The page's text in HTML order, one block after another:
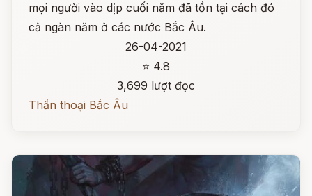
mọi người vào dịp cuối năm đã tồn tại cách đó
cả ngàn năm ở các nước Bắc Âu.
26-04-2021
⭐ 4.8
3,699 lượt đọc
Thần thoại Bắc Âu